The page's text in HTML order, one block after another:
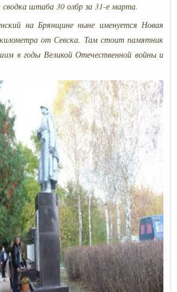
штаба 30 олбр за 31-е марта.
на Брянщине ныне именуется Новая
от Севска. Там стоит памятник
в годы Великой Отечественной войны и